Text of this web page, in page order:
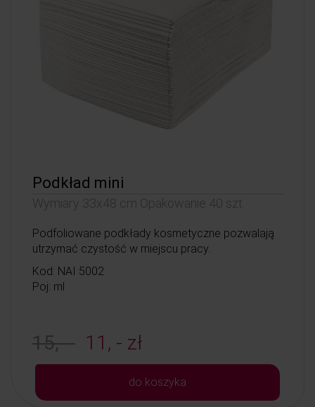
Podkład mini
Wymiary 33x48 cm Opakowanie 40 szt.
Podfoliowane podkłady kosmetyczne pozwalają
utrzymać czystość w miejscu pracy.
Kod: NAI 5002
Poj: ml
15, - 11, - zł
do koszyka